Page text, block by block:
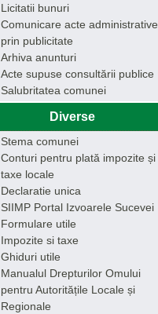
Licitatii bunuri
Comunicare acte administrative
prin publicitate
Arhiva anunturi
Acte supuse consultării publice
Salubritatea comunei
Diverse
Stema comunei
Conturi pentru plată impozite și
taxe locale
Declaratie unica
SIIMP Portal Izvoarele Sucevei
Formulare utile
Impozite si taxe
Ghiduri utile
Manualul Drepturilor Omului
pentru Autoritățile Locale și
Regionale